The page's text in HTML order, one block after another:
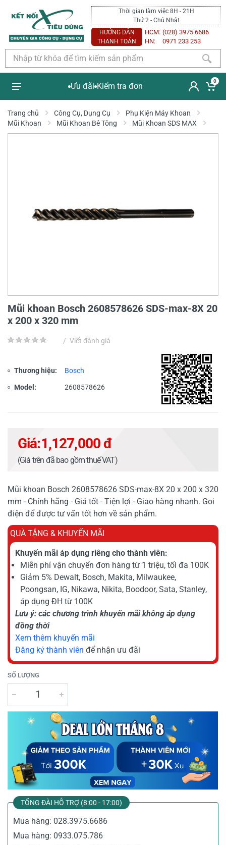
Thời gian làm việc 8H - 21H
Thứ 2 - Chủ Nhật
HƯỚNG DẪN
THANH TOÁN
HCM: (028) 3975 6686
HN:
0971 233 253
Ưu đãi Kiểm tra đơn
0
Trang chủ Công Cụ, Dụng Cụ
Phụ Kiện Máy Khoan
Mũi Khoan
Mũi Khoan Bê Tông Mũi Khoan SDS MAX
Mũi khoan Bosch 2608578626 SDS-max-8X 20
x 200 x 320 mm
/ Viết đánh giá
Thương hiệu: Bosch
Model: 2608578626
Giá:1,127,000 đ
(Giá trên đã bao gồm thuế VAT)
Mũi khoan Bosch 2608578626 SDS-max-8X 20 x 200 x 320
mm - Chính hãng - Giá tốt - Tiện lợi - Giao hàng nhanh. Goi
điện để được tư vấn tốt hơn về sản phẩm.
QUÀ TẶNG & KHUYẾN MÃI
Khuyến mãi áp dụng riêng cho thành viên:
Miễn phí vận chuyển đơn hàng từ 1 triệu, tối đa 100K
Giảm 5% Dewalt, Bosch, Makita, Milwaukee,
Poongsan, IG, Nikawa, Nikita, Boodoor, Sata, Stanley,
áp dụng ĐH từ 100K
Lưu ý: các chương trình khuyến mãi không áp dụng
đồng thời
Xem thêm khuyến mãi
Đăng ký thành viên để nhận ưu đãi
SỐ LƯỢNG
TỔNG ĐÀI HỖ TRỢ (8:00 - 17:00)
Mua hàng: 028.3975.6686
Mua hàng: 0933.075.786